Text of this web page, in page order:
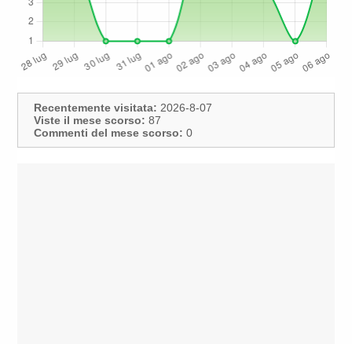
Recentemente visitata: 2026-8-07
Viste il mese scorso: 87
Commenti del mese scorso: 0